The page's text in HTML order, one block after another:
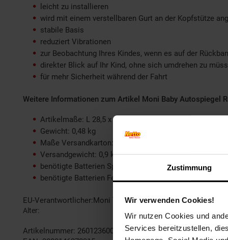
Zustimmung
Wir verwenden Cookies!
Wir nutzen Cookies und
Services bereitzustellen,
leicht zu installieren
wird mit einem verstellbaren Gurt an der Kopfstütze
stabile Basis
reduziert Vibrationen
zur Beobachtung Ihres Kindes, wenn es auf der
direkter Blick auf Ihr Kind, ohne sich umdrehen zu
für mehr Sicherheit während der Fahrt
Weitere Informationen zum Artikel Moni Baby Autospiegel
Artikelmaße: L 28,5 x B 8 x H 20 cm
Gewicht: 0,48 kg
Maße Versandkarton: L 36,5 x B 27,5 x H 14 cm
Versandgewicht: 0,9 kg
benötigte Batterien Spiegel: 3x AA 1,5V (nicht enthalten)
benötigte Batterien Fernbedienung: 2x AAA 1,5V (nicht
EU-Verantwortlicher:Moni Trade Ltd. Bojurka
Alter
Artikelnummer: 2601236000